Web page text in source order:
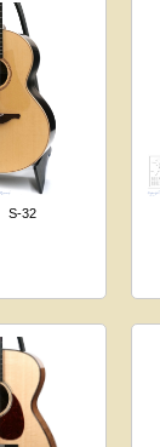
S-32